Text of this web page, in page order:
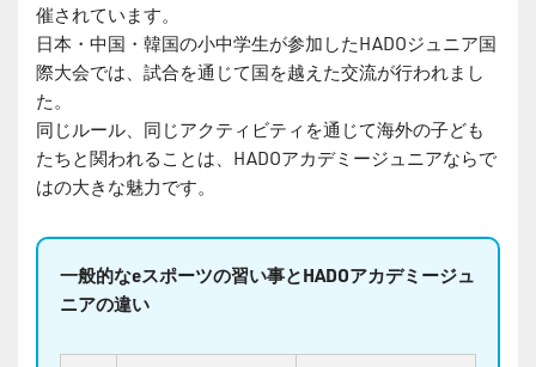
催されています。
日本・中国・韓国の小中学生が参加したHADOジュニア国
際大会では、試合を通じて国を越えた交流が行われまし
た。
同じルール、同じアクティビティを通じて海外の子ども
たちと関われることは、HADOアカデミージュニアならで
はの大きな魅力です。
一般的なeスポーツの習い事とHADOアカデミージュ
ニアの違い